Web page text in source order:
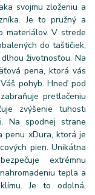
svojmu zloženiu a
Je to pružný a
materiálov. V strede
do taštičiek,
životnosťou. Na
pena, ktorá vás
pohyb. Hneď pod
pretlačeniu
zvýšenie tuhosti
Na spodnej strane
penu xDura, ktorá je
pien. Unikátna
extrémnu
tepla a
Je to odolná,